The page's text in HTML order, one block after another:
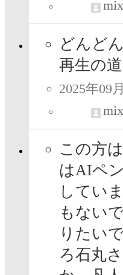
どんど
再生の
2025年09
この方
はAIペ
してい
もない
りたい
ろ石丸